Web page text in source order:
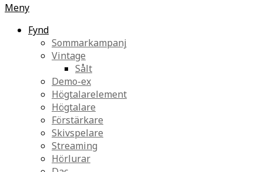
Meny
Fynd
Sommarkampanj
Vintage
Sålt
Demo-ex
Högtalarelement
Högtalare
Förstärkare
Skivspelare
Streaming
Hörlurar